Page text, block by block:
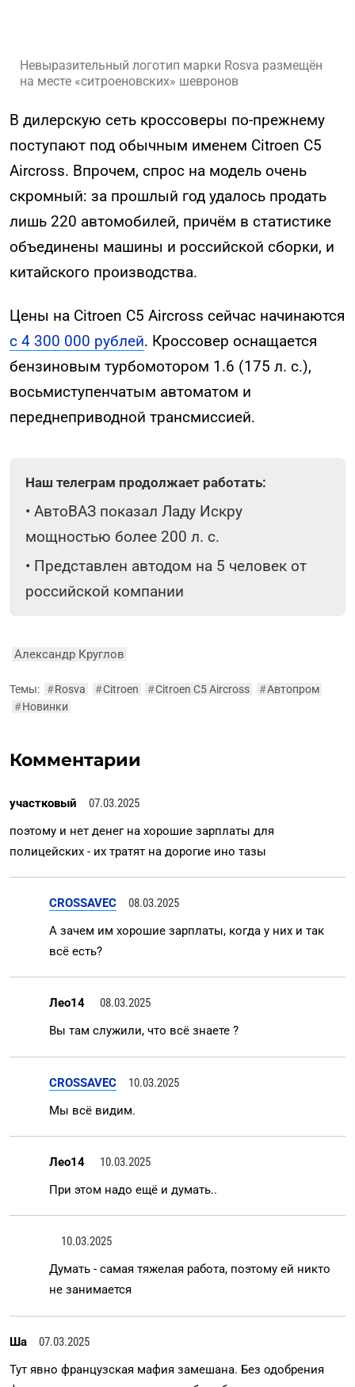
Невыразительный логотип марки Rosva размещён
на месте «ситроеновских» шевронов
В дилерскую сеть кроссоверы по-прежнему
поступают под обычным именем Citroen C5
Aircross. Впрочем, спрос на модель очень
скромный: за прошлый год удалось продать
лишь 220 автомобилей, причём в статистике
объединены машины и российской сборки, и
китайского производства.
Цены на Citroen C5 Aircross сейчас начинаются
с 4 300 000 рублей. Кроссовер оснащается
бензиновым турбомотором 1.6 (175 л. с.),
восьмиступенчатым автоматом и
переднеприводной трансмиссией.
Наш телеграм продолжает работать:
• АвтоВАЗ показал Ладу Искру
мощностью более 200 л. с.
• Представлен автодом на 5 человек от
российской компании
Александр Круглов
Темы: #Rosva #Citroen #Citroen C5 Aircross #Автопром
#Новинки
Комментарии
участковый
07.03.2025
поэтому и нет денег на хорошие зарплаты для
полицейских - их тратят на дорогие ино тазы
CROSSAVEC
08.03.2025
А зачем им хорошие зарплаты, когда у них и так
всё есть?
Лео14
08.03.2025
Вы там служили, что всё знаете ?
CROSSAVEC
10.03.2025
Мы всё видим.
Лео14
10.03.2025
При этом надо ещё и думать..
10.03.2025
Думать - самая тяжелая работа, поэтому ей никто
не занимается
Ша
07.03.2025
Тут явно французская мафия замешана. Без одобрения